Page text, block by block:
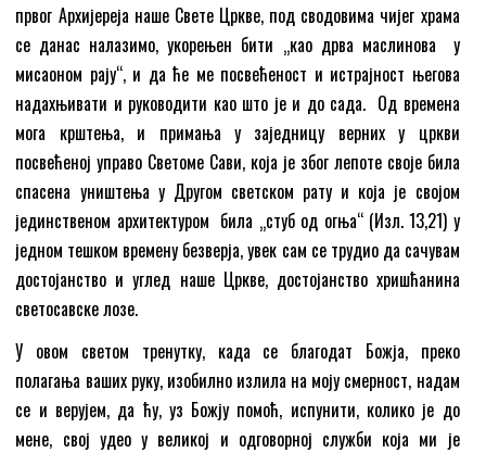
првог Архијереја наше Свете Цркве, под сводовима чијег храма
се данас налазимо, укорењен бити „као дрва маслинова у
мисаоном рају“, и да ће ме посвећеност и истрајност његова
надахњивати и руководити као што је и до сада. Од времена
мога крштења, и примања у заједницу верних у цркви
посвећеној управо Светоме Сави, која је због лепоте своје била
спасена уништења у Другом светском рату и која је својом
јединственом архитектуром била „стуб од огња“ (Изл. 13,21) у
једном тешком времену безверја, увек сам се трудио да сачувам
достојанство и углед наше Цркве, достојанство хришћанина
светосавске лозе.
У овом светом тренутку, када се благодат Божја, преко
полагања ваших руку, изобилно излила на моју смерност, надам
се и верујем, да ћу, уз Божју помоћ, испунити, колико је до
мене, свој удео у великој и одговорној служби која ми је